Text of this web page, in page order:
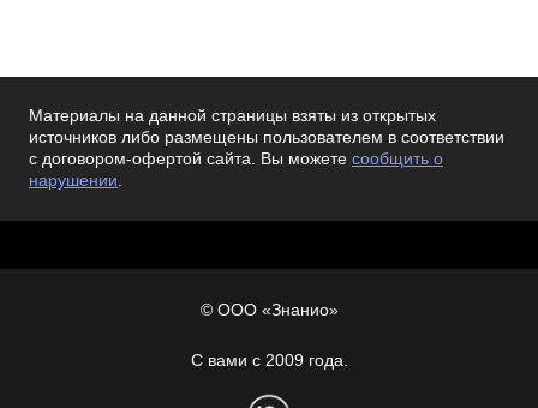
Материалы на данной страницы взяты из открытых
источников либо размещены пользователем в соответствии
с договором-офертой сайта. Вы можете сообщить о
нарушении.
© ООО «Знанио»
С вами с 2009 года.